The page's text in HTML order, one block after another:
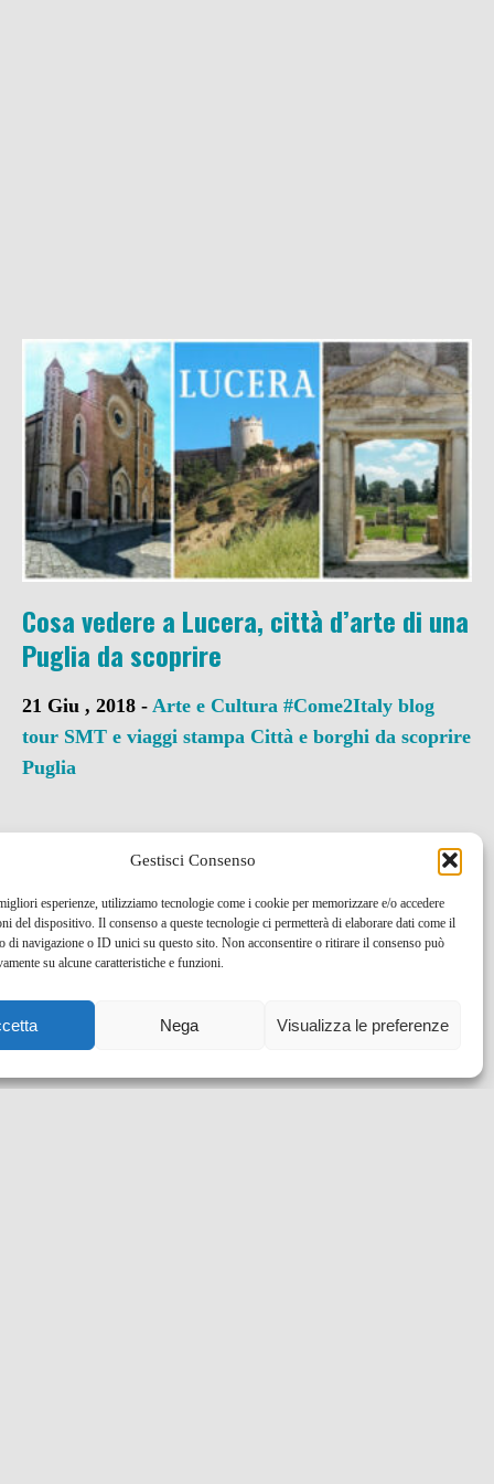
Gestisci Consenso
esperienze, utilizziamo tecnologie come i cookie per memorizzare e/o accedere
del dispositivo. Il consenso a queste tecnologie ci permetterà di elaborare dati come il
di navigazione o ID unici su questo sito. Non acconsentire o ritirare il consenso può
su alcune caratteristiche e funzioni.
Nega Visualizza le preferenze
Cosa vedere a Lucera, città d’arte di una
Puglia da scoprire
21 Giu , 2018 - Arte e Cultura #Come2Italy blog
tour SMT e viaggi stampa Città e borghi da scoprire
Puglia